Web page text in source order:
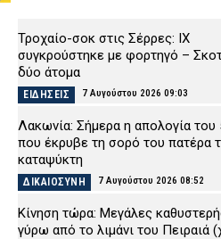
Τροχαίο-σοκ στις Σέρρες: ΙΧ
συγκρούστηκε με φορτηγό –
δύο άτομα
ΕΙΔΗΣΕΙΣ 7 Αυγούστου 2026 09:03
Λακωνία: Σήμερα η απολογία του
που έκρυβε τη σορό του πατέρα
καταψύκτη
ΔΙΚΑΙΟΣΥΝΗ 7 Αυγούστου 2026 08:52
Κίνηση τώρα: Μεγάλες
γύρω από το λιμάνι του Πειραιά